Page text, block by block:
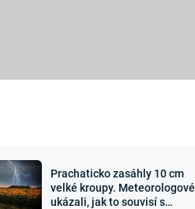
Sledujte nás
Prachaticko zasáhly 10 cm
velké kroupy. Meteorologové
ukázali, jak to souvisí s